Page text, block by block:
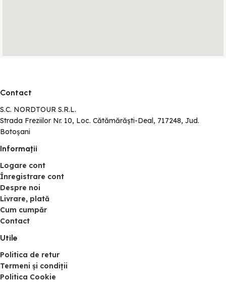
Contact
S.C. NORDTOUR S.R.L.
Strada Freziilor Nr. 10, Loc. Cătămărăști-Deal, 717248, Jud.
Botoșani
Informaţii
Logare cont
Înregistrare cont
Despre noi
Livrare, plată
Cum cumpăr
Contact
Utile
Politica de retur
Termeni și condiții
Politica Cookie